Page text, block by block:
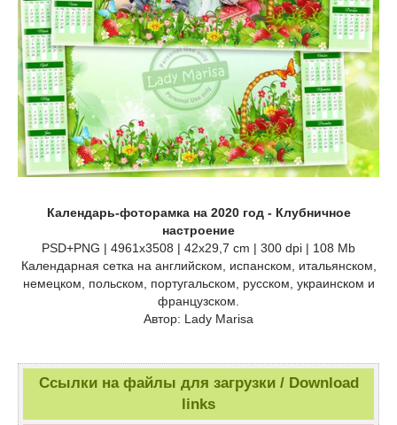
Календарь-фоторамка на 2020 год - Клубничное
настроение
PSD+PNG | 4961х3508 | 42х29,7 cm | 300 dpi | 108 Mb
Календарная сетка на английском, испанском, итальянском,
немецком, польском, португальском, русском, украинском и
французском.
Автор: Lady Marisa
Ссылки на файлы для загрузки / Download
links